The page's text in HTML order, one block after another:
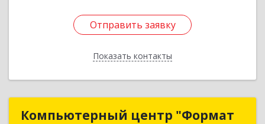
Отправить заявку
Показать контакты
Отправить заявку
Назад
Компьютерный центр "Формат
Компьютерный центр "Формат